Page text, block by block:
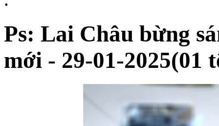
Ps: Lai Châu bừng
mới - 29-01-2025(01